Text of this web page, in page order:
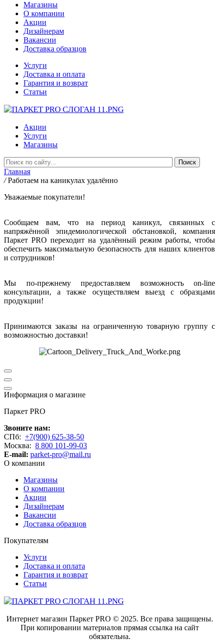
Магазины
О компании
Акции
Дизайнерам
Вакансии
Доставка образцов
Услуги
Доставка и оплата
Гарантия и возврат
Статьи
Акции
Услуги
Магазины
Главная
/ Работаем на каникулах удалённо
Уважаемые покупатели!
Сообщаем вам, что на период каникул, связанных с
напряжённой эпидемиологической обстановкой, компания
Паркет PRO переходит на удалённый режим работы, чтобы
обеспечить максимальную безопасность для наших клиентов
и сотрудников!
Мы по-прежнему предоставляем возможность on-line
консультации, а также осуществляем выезд с образцами
продукции!
Принимаются заказы на ограниченную товарную группу с
возможностью доставки!
Информация о магазине
Паркет PRO
Звоните нам:
СПб: +7(900) 625-38-50
Москва: 8 800 101-99-03
E-mail: parket-pro@mail.ru
О компании
Магазины
О компании
Акции
Дизайнерам
Вакансии
Доставка образцов
Покупателям
Услуги
Доставка и оплата
Гарантия и возврат
Статьи
Интернет магазин Паркет PRO © 2025. Все права защищены.
При копировании материалов прямая ссылка на сайт
обязательна.